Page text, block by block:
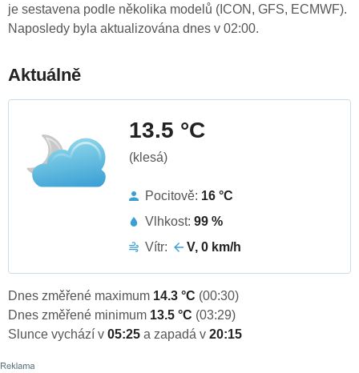
je sestavena podle několika modelů (ICON, GFS, ECMWF).
Naposledy byla aktualizována dnes v 02:00.
Aktuálně
13.5 °C
(klesá)
Pocitově: 16 °C
Vlhkost: 99 %
Vítr:
V, 0 km/h
Dnes změřené maximum 14.3 °C (00:30)
Dnes změřené minimum 13.5 °C (03:29)
Slunce vychází v 05:25 a zapadá v 20:15